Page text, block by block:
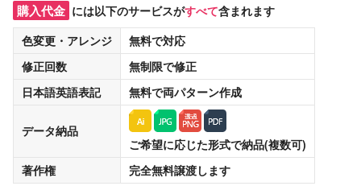
購入代金 には以下のサービスがすべて含まれます
色変更・アレンジ
無料で対応
修正回数
無制限で修正
日本語英語表記
無料で両パターン作成
データ納品
ご希望に応じた形式で納品(複数可)
著作権
完全無料譲渡します